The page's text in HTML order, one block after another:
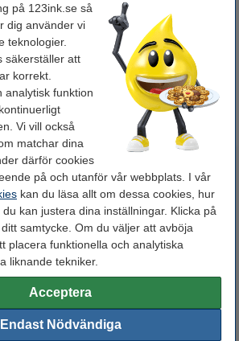
på 123ink.se så
dig använder vi
teknologier.
säkerställer att
korrekt.
analytisk funktion
Vi vill också
matchar dina
därför cookies
på och utanför vår webbplats. I vår
kan du läsa allt om dessa cookies, hur
kan justera dina inställningar. Klicka på
samtycke. Om du väljer att avböja
placera funktionella och analytiska
liknande tekniker.
Acceptera
Endast Nödvändiga
SR521SW SR63 V379
Populära produkter
17 kr